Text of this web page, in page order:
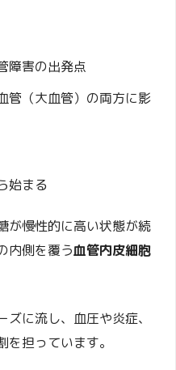
障害の出発点
管（大血管）の両方に影
始まる
が慢性的に高い状態が続
内側を覆う血管内皮細胞
に流し、血圧や炎症、
担っています。